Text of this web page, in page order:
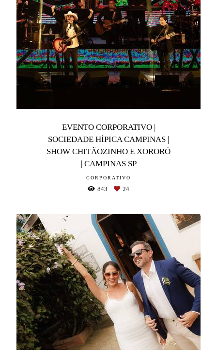
EVENTO CORPORATIVO |
SOCIEDADE HÍPICA CAMPINAS |
SHOW CHITÃOZINHO E XORORÓ
| CAMPINAS SP
CORPORATIVO
843 24